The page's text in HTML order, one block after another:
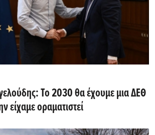
Το 2030 θα έχουμε μια ΔΕΘ
είχαμε οραματιστεί